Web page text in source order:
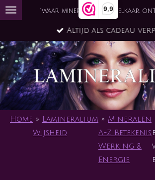
9,9
Ga
de
hoofdinhoud
`waar mineraal en ziel elkaar
Altijd als cadeau
Home »
Lamineralium
Wijsheid
» Mineralen
A-Z Betekenis,
Werking &
Energie